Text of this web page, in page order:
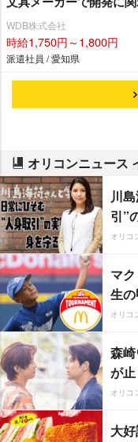
WDB株式会社
時給1,750円～1,800円
派遣社員 / 愛知県
オリコンニュース
川
引”
オリコ
マ
生の
オリコ
森
が止
オリコ
大